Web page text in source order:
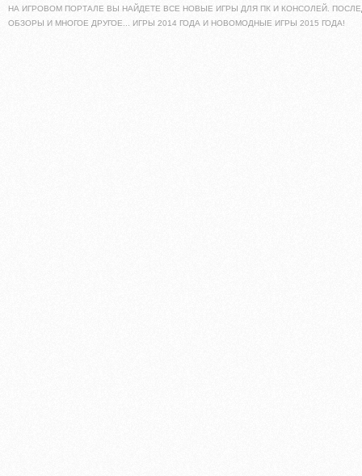
НА ИГРОВОМ ПОРТАЛЕ ВЫ НАЙДЕТЕ ВСЕ НОВЫЕ ИГРЫ ДЛЯ ПК И КОНСОЛЕЙ.
ОБЗОРЫ И МНОГОЕ ДРУГОЕ... ИГРЫ 2014 ГОДА И НОВОМОДНЫЕ ИГРЫ 2015 ГОДА!